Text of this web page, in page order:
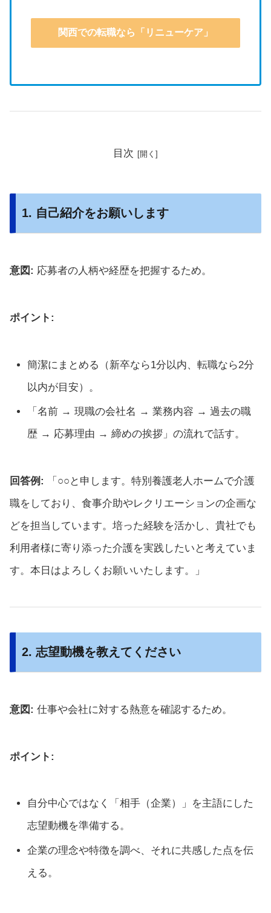
関西での転職なら「リニューケア」
目次
1. 自己紹介をお願いします
意図: 応募者の人柄や経歴を把握するため。
ポイント:
簡潔にまとめる（新卒なら1分以内、転職なら2分
以内が目安）。
「名前 → 現職の会社名 → 業務内容 → 過去の職
歴 → 応募理由 → 締めの挨拶」の流れで話す。
回答例:
「○○と申します。特別養護老人ホームで介護
職をしており、食事介助やレクリエーションの企画な
どを担当しています。培った経験を活かし、貴社でも
利用者様に寄り添った介護を実践したいと考えていま
す。本日はよろしくお願いいたします。」
2. 志望動機を教えてください
意図: 仕事や会社に対する熱意を確認するため。
ポイント:
自分中心ではなく「相手（企業）」を主語にした
志望動機を準備する。
企業の理念や特徴を調べ、それに共感した点を伝
える。